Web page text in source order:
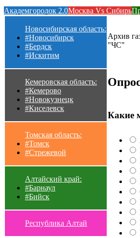
Академгородок 2.0Москва Vs Сибирь
Новосибирская область:
#Новосибирск
#Бердск
#Искитим
Кемеровская область:
#Кемерово
#Новокузнецк
#Киселевск
Томская область:
#Томск
#Стрежевой
Алтайский край:
#Барнаул
#Бийск
Республика Алтай
Архив
"ЧС"
Какие